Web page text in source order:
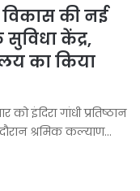
विकास की नई
सुविधा केंद्र,
का किया
इंदिरा गांधी प्रतिष्ठान
श्रमिक कल्याण…